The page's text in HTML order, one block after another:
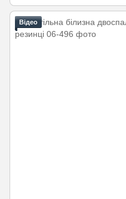
Відео